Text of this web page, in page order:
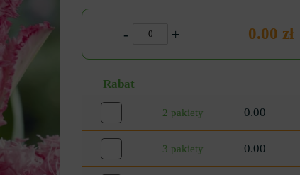
- + 0.00 zł
Rabat
2 pakiety 0.00
3 pakiety 0.00